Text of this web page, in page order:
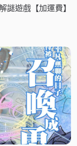
謎遊戲【加運費】